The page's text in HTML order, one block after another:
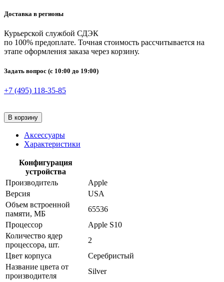
Доставка в регионы
Курьерской службой СДЭК
по 100% предоплате. Точная стоимость рассчитывается на
этапе оформления заказа через корзину.
Задать вопрос (с 10:00 до 19:00)
+7 (495) 118-35-85
В корзину
Аксессуары
Характеристики
Конфигурация
устройства
Производитель
Apple
Версия
USA
Объем встроенной
памяти, МБ
65536
Процессор
Apple S10
Количество ядер
процессора, шт.
2
Цвет корпуса
Серебристый
Название цвета от
производителя
Silver